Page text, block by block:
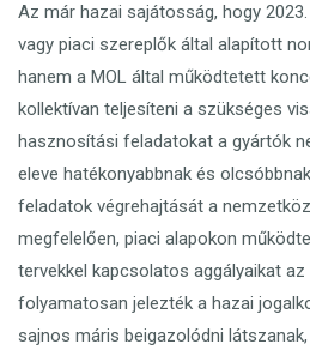
Az már hazai sajátosság, hogy
vagy piaci szereplők által alapított
hanem a MOL által működtetett
kollektívan teljesíteni a szükséges
hasznosítási feladatokat a gyártók
eleve hatékonyabbnak és
feladatok végrehajtását a
megfelelően, piaci alapokon
tervekkel kapcsolatos aggályaikat
folyamatosan jelezték a hazai
sajnos máris beigazolódni